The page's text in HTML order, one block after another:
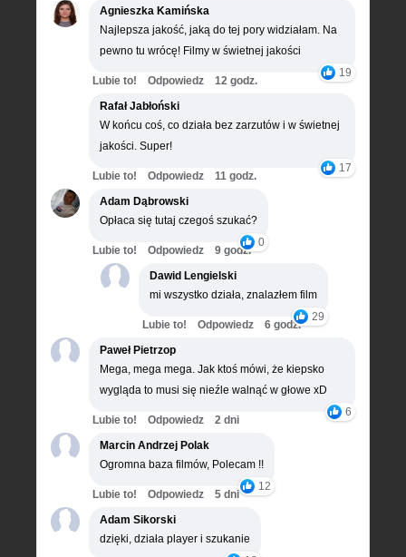
Agnieszka Kamińska
Najlepsza jakość, jaką do tej pory widziałam. Na
pewno tu wrócę! Filmy w świetnej jakości
19
Lubie to! Odpowiedz
12 godz.
Rafał Jabłoński
W końcu coś, co działa bez zarzutów i w świetnej
jakości. Super!
17
Lubie to! Odpowiedz
11 godz.
Adam Dąbrowski
Opłaca się tutaj czegoś szukać?
0
Lubie to! Odpowiedz
9 godz.
Dawid Lengielski
mi wszystko działa, znalazłem film
29
Lubie to! Odpowiedz
6 godz.
Paweł Pietrzop
Mega, mega mega. Jak ktoś mówi, że kiepsko
wygląda to musi się nieźle walnąć w głowe xD
6
Lubie to! Odpowiedz
2 dni
Marcin Andrzej Polak
Ogromna baza filmów, Polecam !!
12
Lubie to! Odpowiedz
5 dni
Adam Sikorski
dzięki, działa player i szukanie